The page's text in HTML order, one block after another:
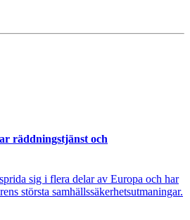
räddningstjänst och
sig i flera delar av Europa och har
största samhällssäkerhetsutmaningar.